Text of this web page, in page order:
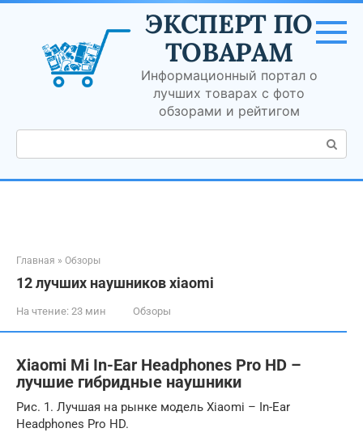
Перейти
контенту
ЭКСПЕРТ ПО
ТОВАРАМ
Информационный портал о
лучших товарах с фото
обзорами и рейтигом
Поиск:
Главная » Обзоры
12 лучших наушников xiaomi
На чтение: 23 мин Обзоры
Xiaomi Mi In-Ear Headphones Pro HD –
лучшие гибридные наушники
Рис. 1. Лучшая на рынке модель Xiaomi – In-Ear
Headphones Pro HD.